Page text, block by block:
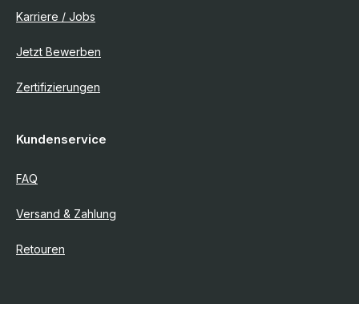
Karriere / Jobs
Jetzt Bewerben
Zertifizierungen
Kundenservice
FAQ
Versand & Zahlung
Retouren